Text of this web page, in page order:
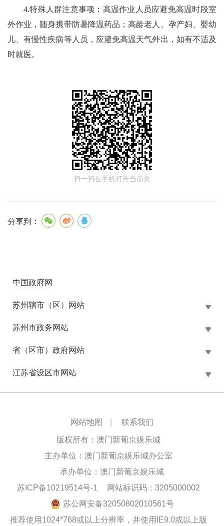
4.特殊人群注意事项：高温作业人员应避免高温时段室
外作业，随身携带防暑降温药品；高龄老人、孕产妇、婴幼
儿、有慢性疾病等人员，应避免高温天气外出，如有不适及
时就医。
扫一扫在手机打开当前页
分享到：
中国政府网
苏州辖市（区）网站
苏州市政务网站
省（区市）政府网站
江苏省设区市网站
网站地图 联系我们
版权所有：澳门新葡京娱乐城
主办单位：澳门新葡京娱乐城办公室
承办单位：澳门新葡京娱乐城
苏ICP备10219514号-1
网站标识码：3205000002
苏公网安备32050802010561号
推荐使用1024*768或以上分辨率，并使用IE9.0或以上版